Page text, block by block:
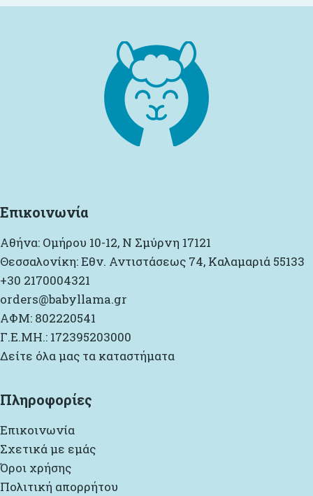
Επικοινωνία
Αθήνα: Ομήρου 10-12, Ν Σμύρνη 17121
Θεσσαλονίκη: Εθν. Αντιστάσεως 74, Καλαμαριά 55133
+30 2170004321
orders@babyllama.gr
ΑΦΜ: 802220541
Γ.Ε.ΜΗ.: 172395203000
Δείτε όλα μας τα καταστήματα
Πληροφορίες
Επικοινωνία
Σχετικά με εμάς
Όροι χρήσης
Πολιτική απορρήτου